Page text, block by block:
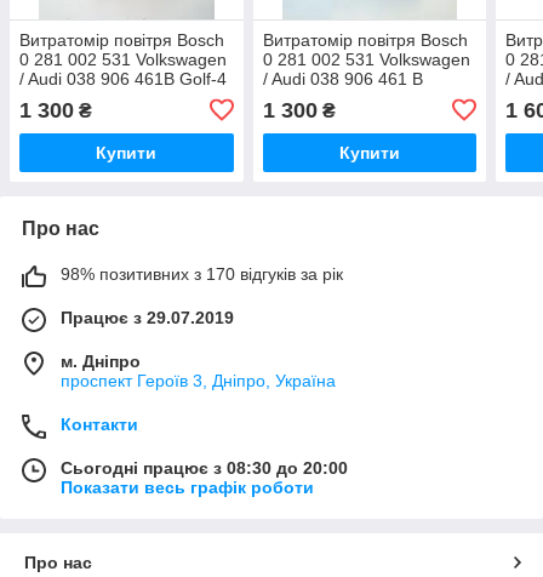
Витратомір повітря Bosch
0 281 002 531 Volkswagen
/ Audi 038 906 461B Golf-4
1 300 ₴
Купити
Витратомір повітря Bosch
0 281 002 531 Volkswagen
/ Audi 038 906 461 B
1 300₴
Купити
0
/
1
Про нас
98% позитивних з 170 відгуків за рік
Працює з 29.07.2019
м. Дніпро
проспект Героїв 3, Дніпро, Україна
Контакти
Сьогодні працює з 08:30 до 20:00
Показати весь графік роботи
Про нас